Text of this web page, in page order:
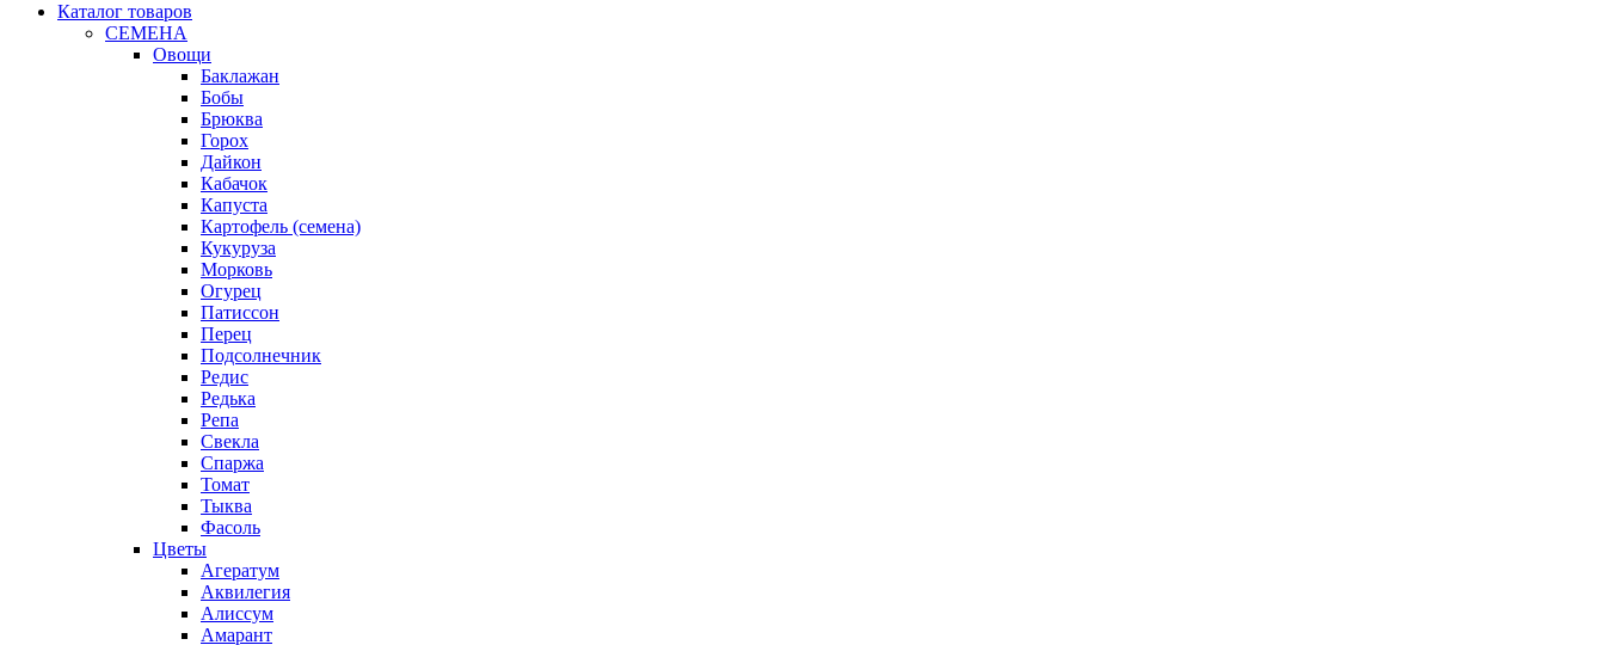
Каталог товаров
СЕМЕНА
Овощи
Баклажан
Бобы
Брюква
Горох
Дайкон
Кабачок
Капуста
Картофель (семена)
Кукуруза
Морковь
Огурец
Патиссон
Перец
Подсолнечник
Редис
Редька
Репа
Свекла
Спаржа
Томат
Тыква
Фасоль
Цветы
Агератум
Аквилегия
Алиссум
Амарант